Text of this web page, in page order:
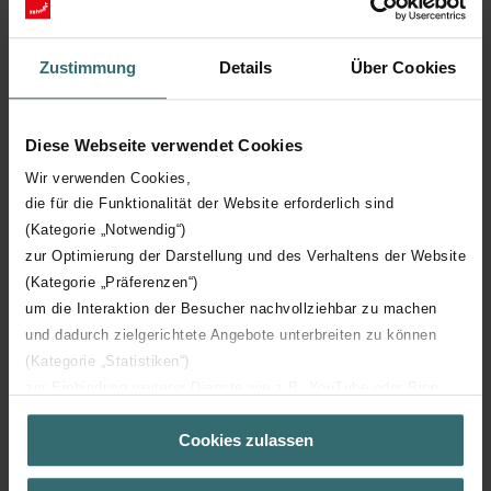
Zustimmung Details Über Cookies
Diese Webseite verwendet Cookies
Wir verwenden Cookies,
die für die Funktionalität der Website erforderlich sind
(Kategorie „Notwendig“)
zur Optimierung der Darstellung und des Verhaltens der Website
(Kategorie „Präferenzen“)
um die Interaktion der Besucher nachvollziehbar zu machen
und dadurch zielgerichtete Angebote unterbreiten zu können
(Kategorie „Statistiken“)
(Kategorie „Marketing“)
Über „Details zeigen“ bzw. die Datenschutzerklärung erhalten
Sie weitere Informationen. Durch die Auswahl der Kategorie
Cookies zulassen